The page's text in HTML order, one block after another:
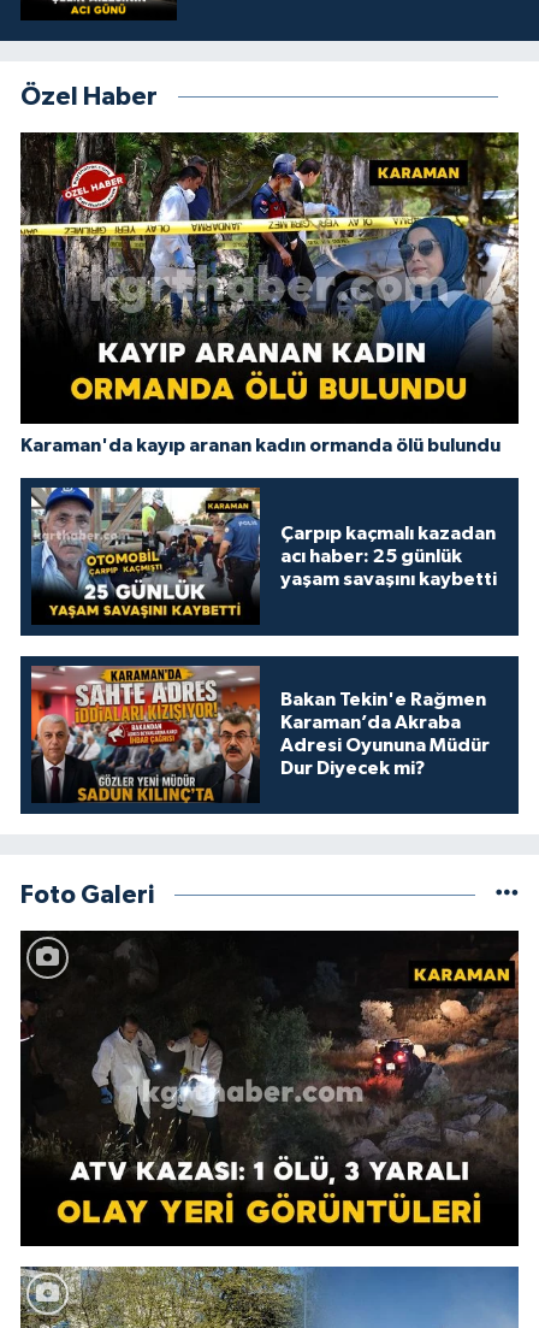
Özel Haber
Karaman'da kayıp aranan kadın ormanda ölü bulundu
Çarpıp kaçmalı kazadan
acı haber: 25 günlük
yaşam savaşını kaybetti
Bakan Tekin'e Rağmen
Karaman’da Akraba
Adresi Oyununa Müdür
Dur Diyecek mi?
Foto Galeri